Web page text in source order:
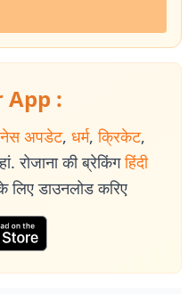
App :
अपडेट, धर्म, क्रिकेट,
रोजाना की ब्रेकिंग हिंदी
डाउनलोड करिए